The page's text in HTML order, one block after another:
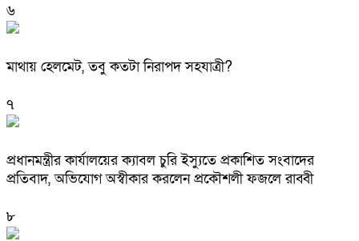
৬
মাথায় হেলমেট, তবু কতটা নিরাপদ সহযাত্রী?
৭
প্রধানমন্ত্রীর কার্যালয়ের ক্যাবল চুরি ইস্যুতে প্রকাশিত সংবাদের
প্রতিবাদ, অভিযোগ অস্বীকার করলেন প্রকৌশলী ফজলে রাব্বী
৮